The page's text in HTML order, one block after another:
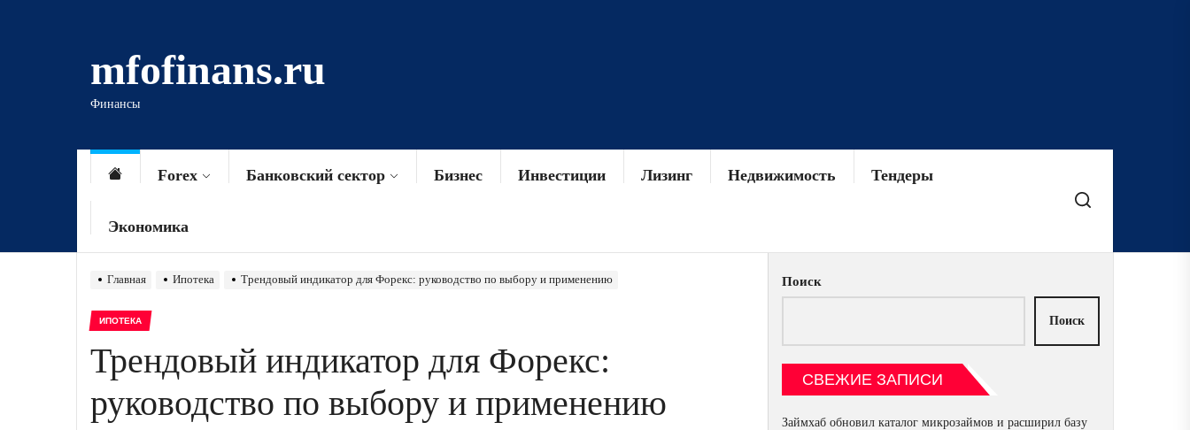
mfofinans.ru
Финансы
Forex Банковский сектор Бизнес Инвестиции Лизинг Недвижимость Тендеры
Экономика
Главная Ипотека Трендовый индикатор для Форекс: руководство по выбору и применению
ИПОТЕКА
Трендовый индикатор для Форекс:
руководство по выбору и применению
Поиск
Поиск
СВЕЖИЕ ЗАПИСИ
Займхаб обновил каталог микрозаймов и расширил базу